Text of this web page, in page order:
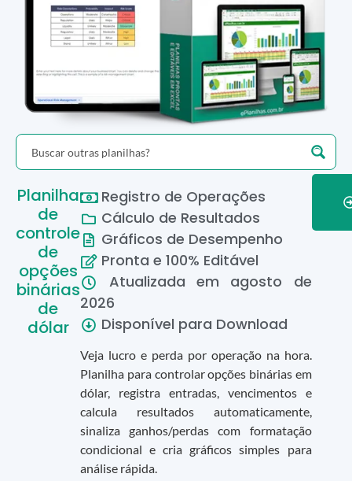
Planilha
de
controle
de
opções
binárias
de
dólar
Registro de Operações
Cálculo de Resultados
Gráficos de Desempenho
Pronta e 100% Editável
Atualizada em agosto de
2026
Disponível para Download
Veja lucro e perda por operação na hora.
Planilha para controlar opções binárias em
dólar, registra entradas, vencimentos e
calcula resultados automaticamente,
sinaliza ganhos/perdas com formatação
condicional e cria gráficos simples para
análise rápida.